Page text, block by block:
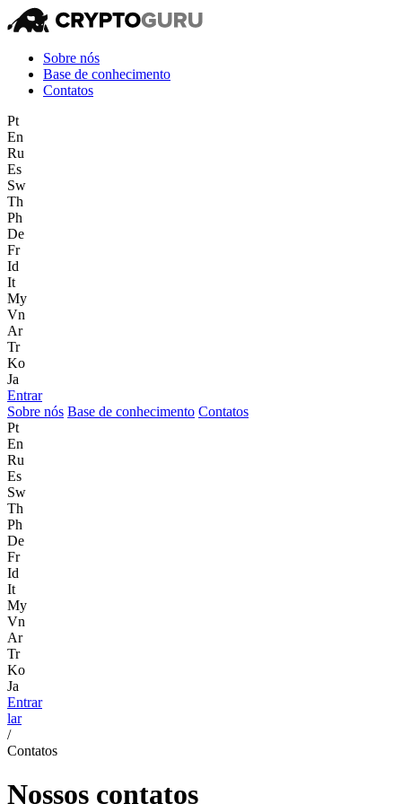
Sobre nós
Base de conhecimento
Contatos
Pt
En
Ru
Es
Sw
Th
Ph
De
Fr
Id
It
My
Vn
Ar
Tr
Ko
Ja
Entrar
Sobre nós Base de conhecimento Contatos
Pt
En
Ru
Es
Sw
Th
Ph
De
Fr
Id
It
My
Vn
Ar
Tr
Ko
Ja
Entrar
lar
/
Contatos
Nossos contatos